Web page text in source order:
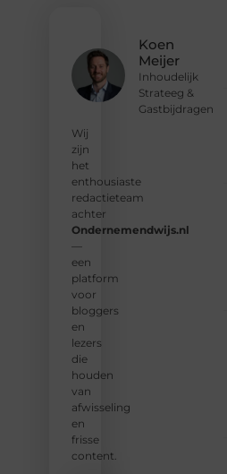
Koen
Meijer
Inhoudelijk
Strateeg &
Gastbijdragen
Wij
zijn
het
enthousiaste
redactieteam
achter
Ondernemendwijs.nl
—
een
platform
voor
bloggers
en
lezers
die
houden
van
afwisseling
en
frisse
content.